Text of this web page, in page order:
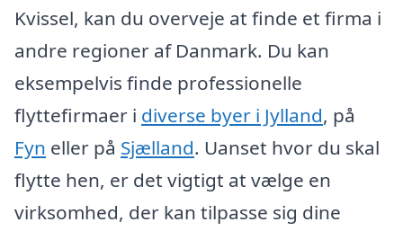
Kvissel, kan du overveje at finde et firma i
andre regioner af Danmark. Du kan
eksempelvis finde professionelle
flyttefirmaer i diverse byer i Jylland, på
Fyn eller på Sjælland. Uanset hvor du skal
flytte hen, er det vigtigt at vælge en
virksomhed, der kan tilpasse sig dine